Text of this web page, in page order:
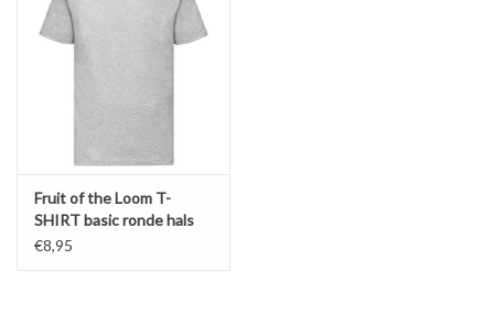
Fruit of the Loom T-
SHIRT basic ronde hals
'Valueweight T' grijs
€8,95